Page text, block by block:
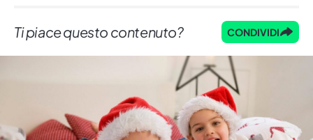
Ti piace questo contenuto? CONDIVIDI